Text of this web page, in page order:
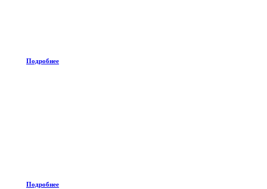
Подробнее
Подробнее